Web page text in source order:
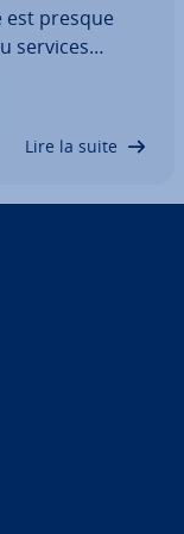
est presque
services
devenir un
Lire la suite